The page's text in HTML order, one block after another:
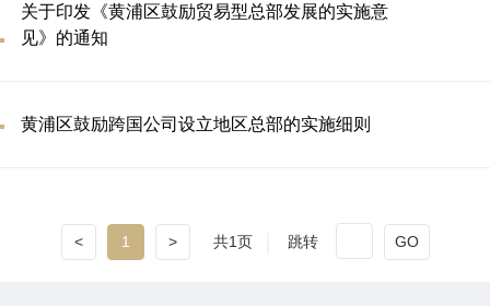
关于印发《黄浦区鼓励贸易型总部发展的实施意
见》的通知
黄浦区鼓励跨国公司设立地区总部的实施细则
< 1 > 共1页 跳转 GO